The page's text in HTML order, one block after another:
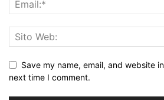
Save my name, email, and website
next time I comment.